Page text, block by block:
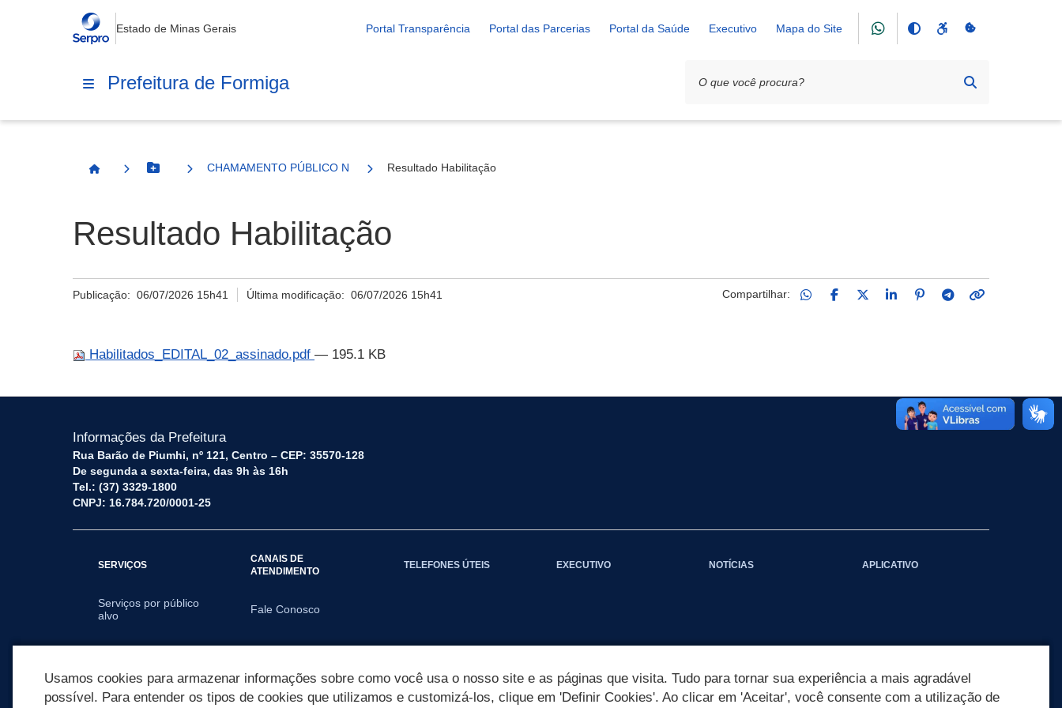
Estado de Minas Gerais Portal Transparência Portal das Parcerias Portal da Saúde Executivo Mapa do Site
Prefeitura de Formiga
Página InicialBotão Menu
CHAMAMENTO PÚBLICO Nº 02/2026 - SELEÇÃO DE PROJETOS PARA FIRMAR TERMO DE EXECUÇÃO CULTURAL
Resultado Habilitação
Resultado Habilitação
Publicação: 06/07/2026 15h41 Última modificação:06/07/2026 15h41 Compartilhar:
Habilitados_EDITAL_02_assinado.pdf — 195.1 KB
Informações da Prefeitura
Rua Barão de Piumhi, nº 121, Centro – CEP: 35570-128
De segunda a sexta-feira, das 9h às 16h
Tel.: (37) 3329-1800
CNPJ: 16.784.720/0001-25
SERVIÇOS
Serviços por público
alvo
CANAIS DE
ATENDIMENTO
Fale Conosco
TELEFONES ÚTEIS EXECUTIVO NOTÍCIAS APLICATIVO
Usamos cookies para armazenar informações sobre como você usa o nosso site e as páginas que visita. Tudo para tornar sua experiência a mais agradável
possível. Para entender os tipos de cookies que utilizamos e customizá-los, clique em 'Definir Cookies'. Ao clicar em 'Aceitar', você consente com a utilização de